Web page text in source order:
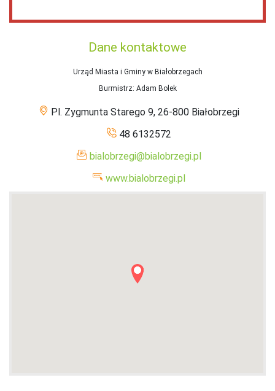
Dane kontaktowe
Urząd Miasta i Gminy w Białobrzegach
Burmistrz: Adam Bolek
Pl. Zygmunta Starego 9, 26-800 Białobrzegi
48 6132572
bialobrzegi@bialobrzegi.pl
www.bialobrzegi.pl